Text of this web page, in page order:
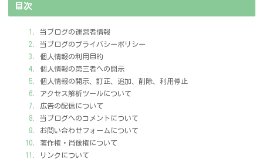
目次
当ブログの運営者情報
当ブログのプライバシーポリシー
個人情報の利用目的
個人情報の第三者への開示
個人情報の開示、訂正、追加、削除、利用停止
アクセス解析ツールについて
広告の配信について
当ブログへのコメントについて
お問い合わせフォームについて
著作権・肖像権について
リンクについて